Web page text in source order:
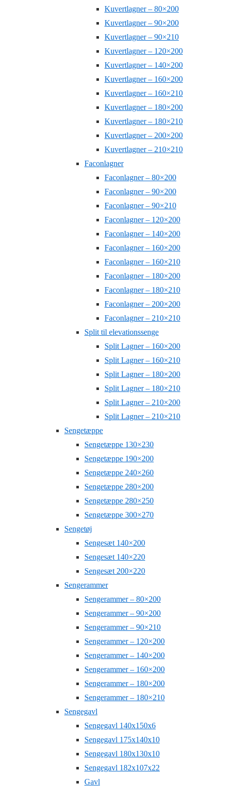
Kuvertlagner – 80×200
Kuvertlagner – 90×200
Kuvertlagner – 90×210
Kuvertlagner – 120×200
Kuvertlagner – 140×200
Kuvertlagner – 160×200
Kuvertlagner – 160×210
Kuvertlagner – 180×200
Kuvertlagner – 180×210
Kuvertlagner – 200×200
Kuvertlagner – 210×210
Faconlagner
Faconlagner – 80×200
Faconlagner – 90×200
Faconlagner – 90×210
Faconlagner – 120×200
Faconlagner – 140×200
Faconlagner – 160×200
Faconlagner – 160×210
Faconlagner – 180×200
Faconlagner – 180×210
Faconlagner – 200×200
Faconlagner – 210×210
Split til elevationssenge
Split Lagner – 160×200
Split Lagner – 160×210
Split Lagner – 180×200
Split Lagner – 180×210
Split Lagner – 210×200
Split Lagner – 210×210
Sengetæppe
Sengetæppe 130×230
Sengetæppe 190×200
Sengetæppe 240×260
Sengetæppe 280×200
Sengetæppe 280×250
Sengetæppe 300×270
Sengetøj
Sengesæt 140×200
Sengesæt 140×220
Sengesæt 200×220
Sengerammer
Sengerammer – 80×200
Sengerammer – 90×200
Sengerammer – 90×210
Sengerammer – 120×200
Sengerammer – 140×200
Sengerammer – 160×200
Sengerammer – 180×200
Sengerammer – 180×210
Sengegavl
Sengegavl 140x150x6
Sengegavl 175x140x10
Sengegavl 180x130x10
Sengegavl 182x107x22
Gavl